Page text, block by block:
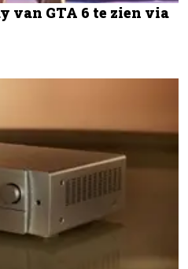
van GTA 6 te zien via